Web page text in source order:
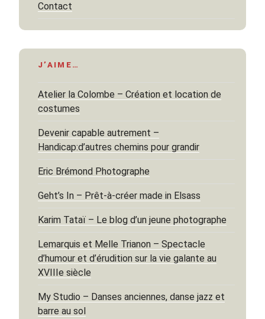
Contact
J’AIME…
Atelier la Colombe – Création et location de
costumes
Devenir capable autrement –
Handicap:d’autres chemins pour grandir
Eric Brémond Photographe
Geht’s In – Prêt-à-créer made in Elsass
Karim Tataï – Le blog d’un jeune photographe
Lemarquis et Melle Trianon – Spectacle
d’humour et d’érudition sur la vie galante au
XVIIIe siècle
My Studio – Danses anciennes, danse jazz et
barre au sol